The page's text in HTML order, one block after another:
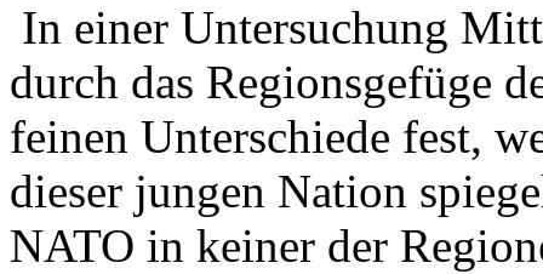
In einer Untersuchung
durch das Regionsgefüge
feinen Unterschiede fest,
dieser jungen Nation
NATO in keiner der